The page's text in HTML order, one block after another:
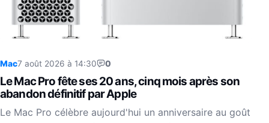
Mac7 août 2026 à 14:30 0
Le Mac Pro fête ses 20 ans, cinq mois après son
abandon définitif par Apple
Le Mac Pro célèbre aujourd'hui un anniversaire au goût